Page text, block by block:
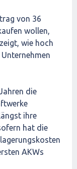
von 36
wollen,
wie hoch
die
ihre
hat die
AKWs